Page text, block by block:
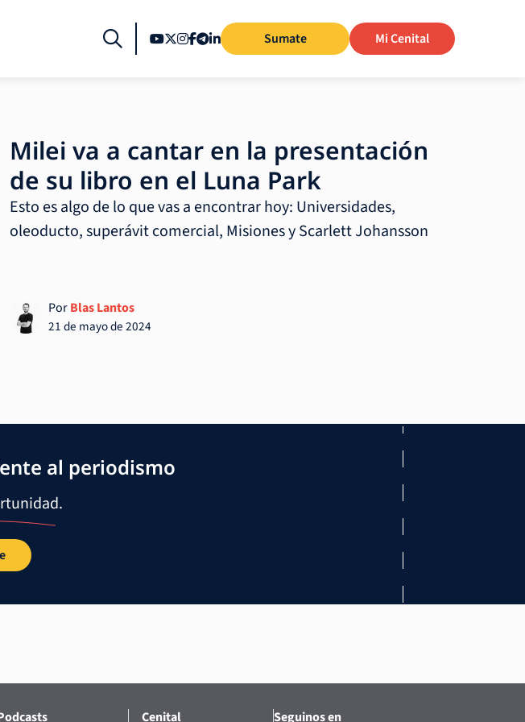
Sumate Mi Cenital
Milei va a cantar en la presentación
de su libro en el Luna Park
Esto es algo de lo que vas a encontrar hoy: Universidades,
oleoducto, superávit comercial, Misiones y Scarlett Johansson
PorBlas Lantos
21 de mayo de 2024
al periodismo
Cenital Seguinos en